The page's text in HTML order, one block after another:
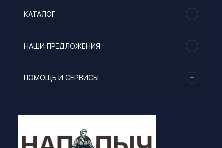
КАТАЛОГ
НАШИ ПРЕДЛОЖЕНИЯ
ПОМОЩЬ И СЕРВИСЫ